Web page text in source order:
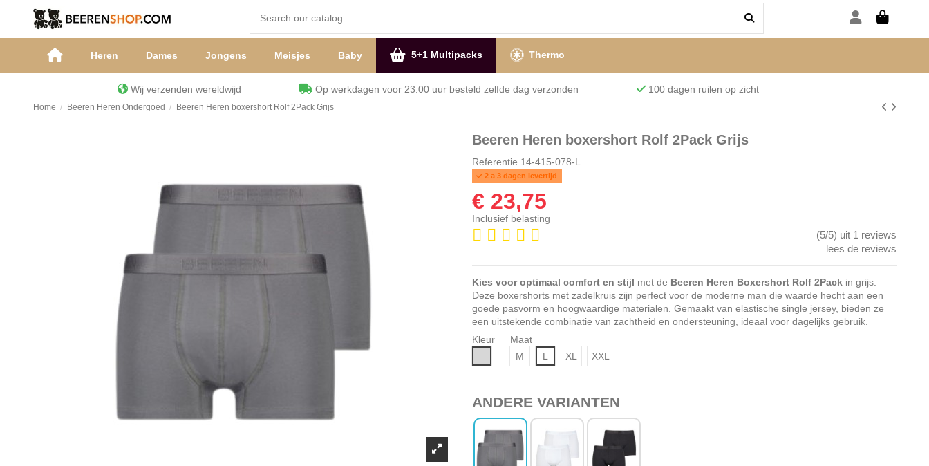
Heren Dames Jongens Meisjes Baby 5+1 Multipacks Thermo
Wij verzenden wereldwijd Op werkdagen voor 23:00 uur besteld zelfde dag verzonden 100 dagen ruilen op zicht
Home Beeren Heren Ondergoed Beeren Heren boxershort Rolf 2Pack Grijs
Beeren Heren boxershort Rolf 2Pack Grijs
Referentie 14-415-078-L
2 a 3 dagen levertijd
€ 23,75
Inclusief belasting
(5/5) uit 1 reviews
lees de reviews
Kies voor optimaal comfort en stijl met de Beeren Heren Boxershort Rolf 2Packin grijs.
Deze boxershorts met zadelkruis zijn perfect voor de moderne man die waarde hecht aan een
goede pasvorm en hoogwaardige materialen. Gemaakt van elastische single jersey, bieden ze
een uitstekende combinatie van zachtheid en ondersteuning, ideaal voor dagelijks gebruik.
Kleur
Maat
M
L XL XXL
ANDERE VARIANTEN